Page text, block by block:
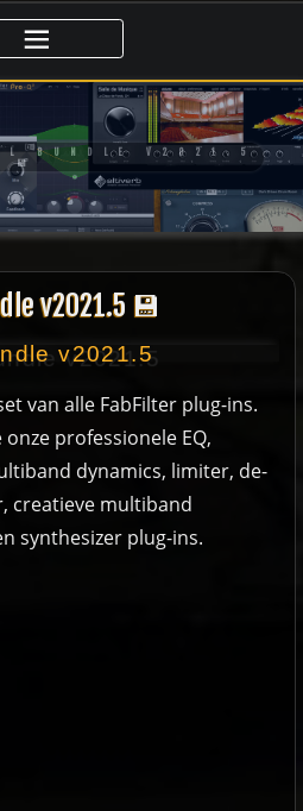
BUNDLE V2021.5
💾
v2021.5 💾
v2021.5
van alle FabFilter plug-ins.
professionele EQ,
dynamics, limiter, de-
creatieve multiband
synthesizer plug-ins.